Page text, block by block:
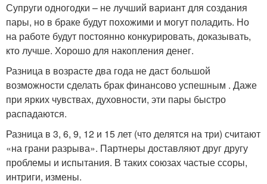
Супруги одногодки – не лучший вариант для создания
пары, но в браке будут похожими и могут поладить. Но
на работе будут постоянно конкурировать, доказывать,
кто лучше. Хорошо для накопления денег.
Разница в возрасте два года не даст большой
возможности сделать брак финансово успешным . Даже
при ярких чувствах, духовности, эти пары быстро
распадаются.
Разница в 3, 6, 9, 12 и 15 лет (что делятся на три) считают
«на грани разрыва». Партнеры доставляют друг другу
проблемы и испытания. В таких союзах частые ссоры,
интриги, измены.